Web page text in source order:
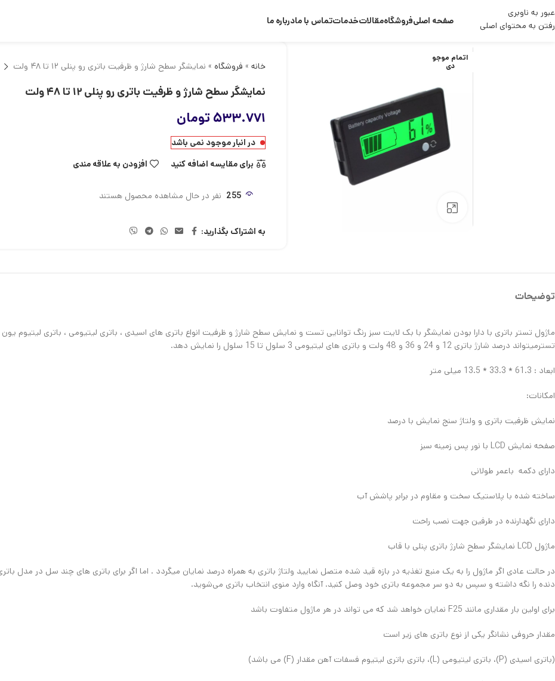
عبور به ناوبری
رفتن به محتوای اصلی
صفحه اصلیفروشگاهمقالاتخدماتتماس با مادرباره ما
اتمام موجو
دی
خانه » فروشگاه » نمایشگر سطح شارژ و ظرفیت باتری رو پنلی ۱۲ تا ۴۸ ولت
نمایشگر سطح شارژ و ظرفیت باتری رو پنلی ۱۲ تا ۴۸ ولت
۵۳۳.۷۷۱ تومان
در انبار موجود نمی باشد
برای مقایسه اضافه کنید
افزودن به علاقه مندی
255 نفر در حال مشاهده محصول هستند
به اشتراک بگذارید:
توضیحات
تسترمیتواند درصد شارژ باتری 12 و 24 و 36 و 48 ولت و باتری های لیتیومی 3 سلول تا 15 سلول را نمایش دهد.
ابعاد : 61.3 * 33.3 * 13.5 میلی متر
امکانات:
نمایش ظرفیت باتری و ولتاژ سنج نمایش با درصد
صفحه نمایش LCD با نور پس زمینه سبز
دارای دکمه باعمر طولانی
ساخته شده با پلاستیک سخت و مقاوم در برابر پاشش آب
دارای نگهدارنده در طرفین جهت نصب راحت
ماژول LCD نمایشگر سطح شارژ باتری پنلی با قاب
دنده را نگه داشته و سپس به دو سر مجموعه باتری خود وصل کنید. آنگاه وارد منوی انتخاب باتری می‌شوید.
برای اولین بار مقداری مانند F25 نمایان خواهد شد که می تواند در هر ماژول متفاوت باشد
مقدار حروفی نشانگر یکی از نوع باتری های زیر است
(باتری اسیدی (P)، باتری لیتیومی (L)، باتری باتری لیتیوم فسفات آهن مقدار (F) می باشد)